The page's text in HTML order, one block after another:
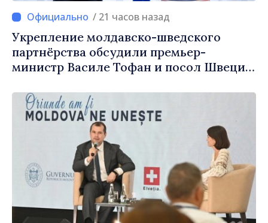
/ 21 часов назад
Укрепление молдавско-шведского
партнёрства обсудили премьер-
министр Василе Тофан и посол Швеции